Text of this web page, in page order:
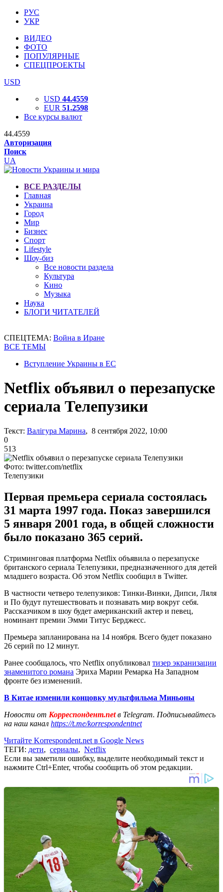
РУС
УКР
ВИДЕО
ФОТО
ПОПУЛЯРНЫЕ
СПЕЦПРОЕКТЫ
USD
USD 44.4559
EUR 51.2598
Все курсы валют
44.4559
Авторизация
Поиск
UA
ВСЕ РАЗДЕЛЫ
Главная
Украина
Город
Мир
Бизнес
Спорт
Lifestyle
Шоу-биз
Все новости раздела
Культура
Кино
Музыка
Наука
БЛОГИ ЧИТАТЕЛЕЙ
СПЕЦТЕМА: Война в Иране
ВСЕ ТЕМЫ
Вступление Украины в ЕС
Netflix объявил о перезапуске
сериала Телепузики
Текст: Валігура Марина, 8 сентября 2022, 10:00
0
513
Фото: twitter.com/netflix
Телепузики
Первая премьера сериала состоялась
31 марта 1997 года. Показ завершился
5 января 2001 года, в общей сложности
было показано 365 серий.
Стриминговая платформа Netflix объявила о перезапуске
британского сериала Телепузики, предназначенного для детей
младшего возраста. Об этом Netflix сообщил в Twitter.
В частности четверо телепузиков: Тинки-Винки, Дипси, Ляля
и По будут путешествовать и познавать мир вокруг себя.
Рассказчиком в шоу будет американский актер и певец,
номинант премии Эмми Титус Берджесс.
Премьера запланирована на 14 ноября. Всего будет показано
26 серий по 12 минут.
Ранее сообщалось, что Netflix опубликовал тизер экранизации
знаменитого романа Эриха Марии Ремарка На Западном
фронте без изменений.
В Китае изменили концовку мультфильма Миньоны
Новости от Корреспондент.netв Telegram. Подписывайтесь
на наш канал https://t.me/korrespondentnet
Читайте Korrespondent.net в Google News
ТЕГИ: дети, сериалы, Netflix
Если вы заметили ошибку, выделите необходимый текст и
нажмите Ctrl+Enter, чтобы сообщить об этом редакции.